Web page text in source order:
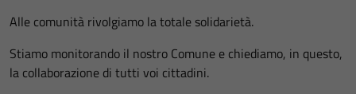
Alle comunità rivolgiamo la totale solidarietà.
Stiamo monitorando il nostro Comune e chiediamo, in questo,
la collaborazione di tutti voi cittadini.